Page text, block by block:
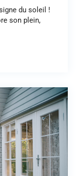
du soleil !
son plein,